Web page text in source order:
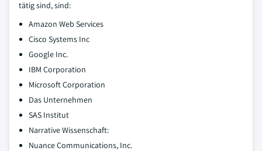
tätig sind, sind:
Amazon Web Services
Cisco Systems Inc
Google Inc.
IBM Corporation
Microsoft Corporation
Das Unternehmen
SAS Institut
Narrative Wissenschaft:
Nuance Communications, Inc.